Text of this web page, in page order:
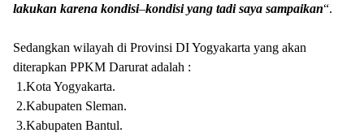
lakukan karena kondisi–kondisi yang tadi saya sampaikan“.
Sedangkan wilayah di Provinsi DI Yogyakarta yang akan
diterapkan PPKM Darurat adalah :
1.Kota Yogyakarta.
2.Kabupaten Sleman.
3.Kabupaten Bantul.